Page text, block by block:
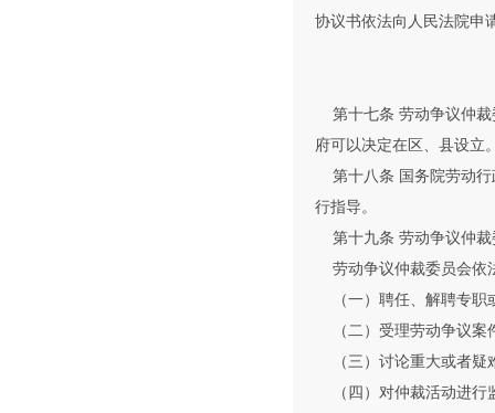
协议书依法向人民法院申
第十七条 劳动争议仲裁
府可以决定在区、县设立
第十八条 国务院劳动行
行指导。
第十九条 劳动争议仲裁
劳动争议仲裁委员会依
（一）聘任、解聘专职
（二）受理劳动争议案
（三）讨论重大或者疑
（四）对仲裁活动进行